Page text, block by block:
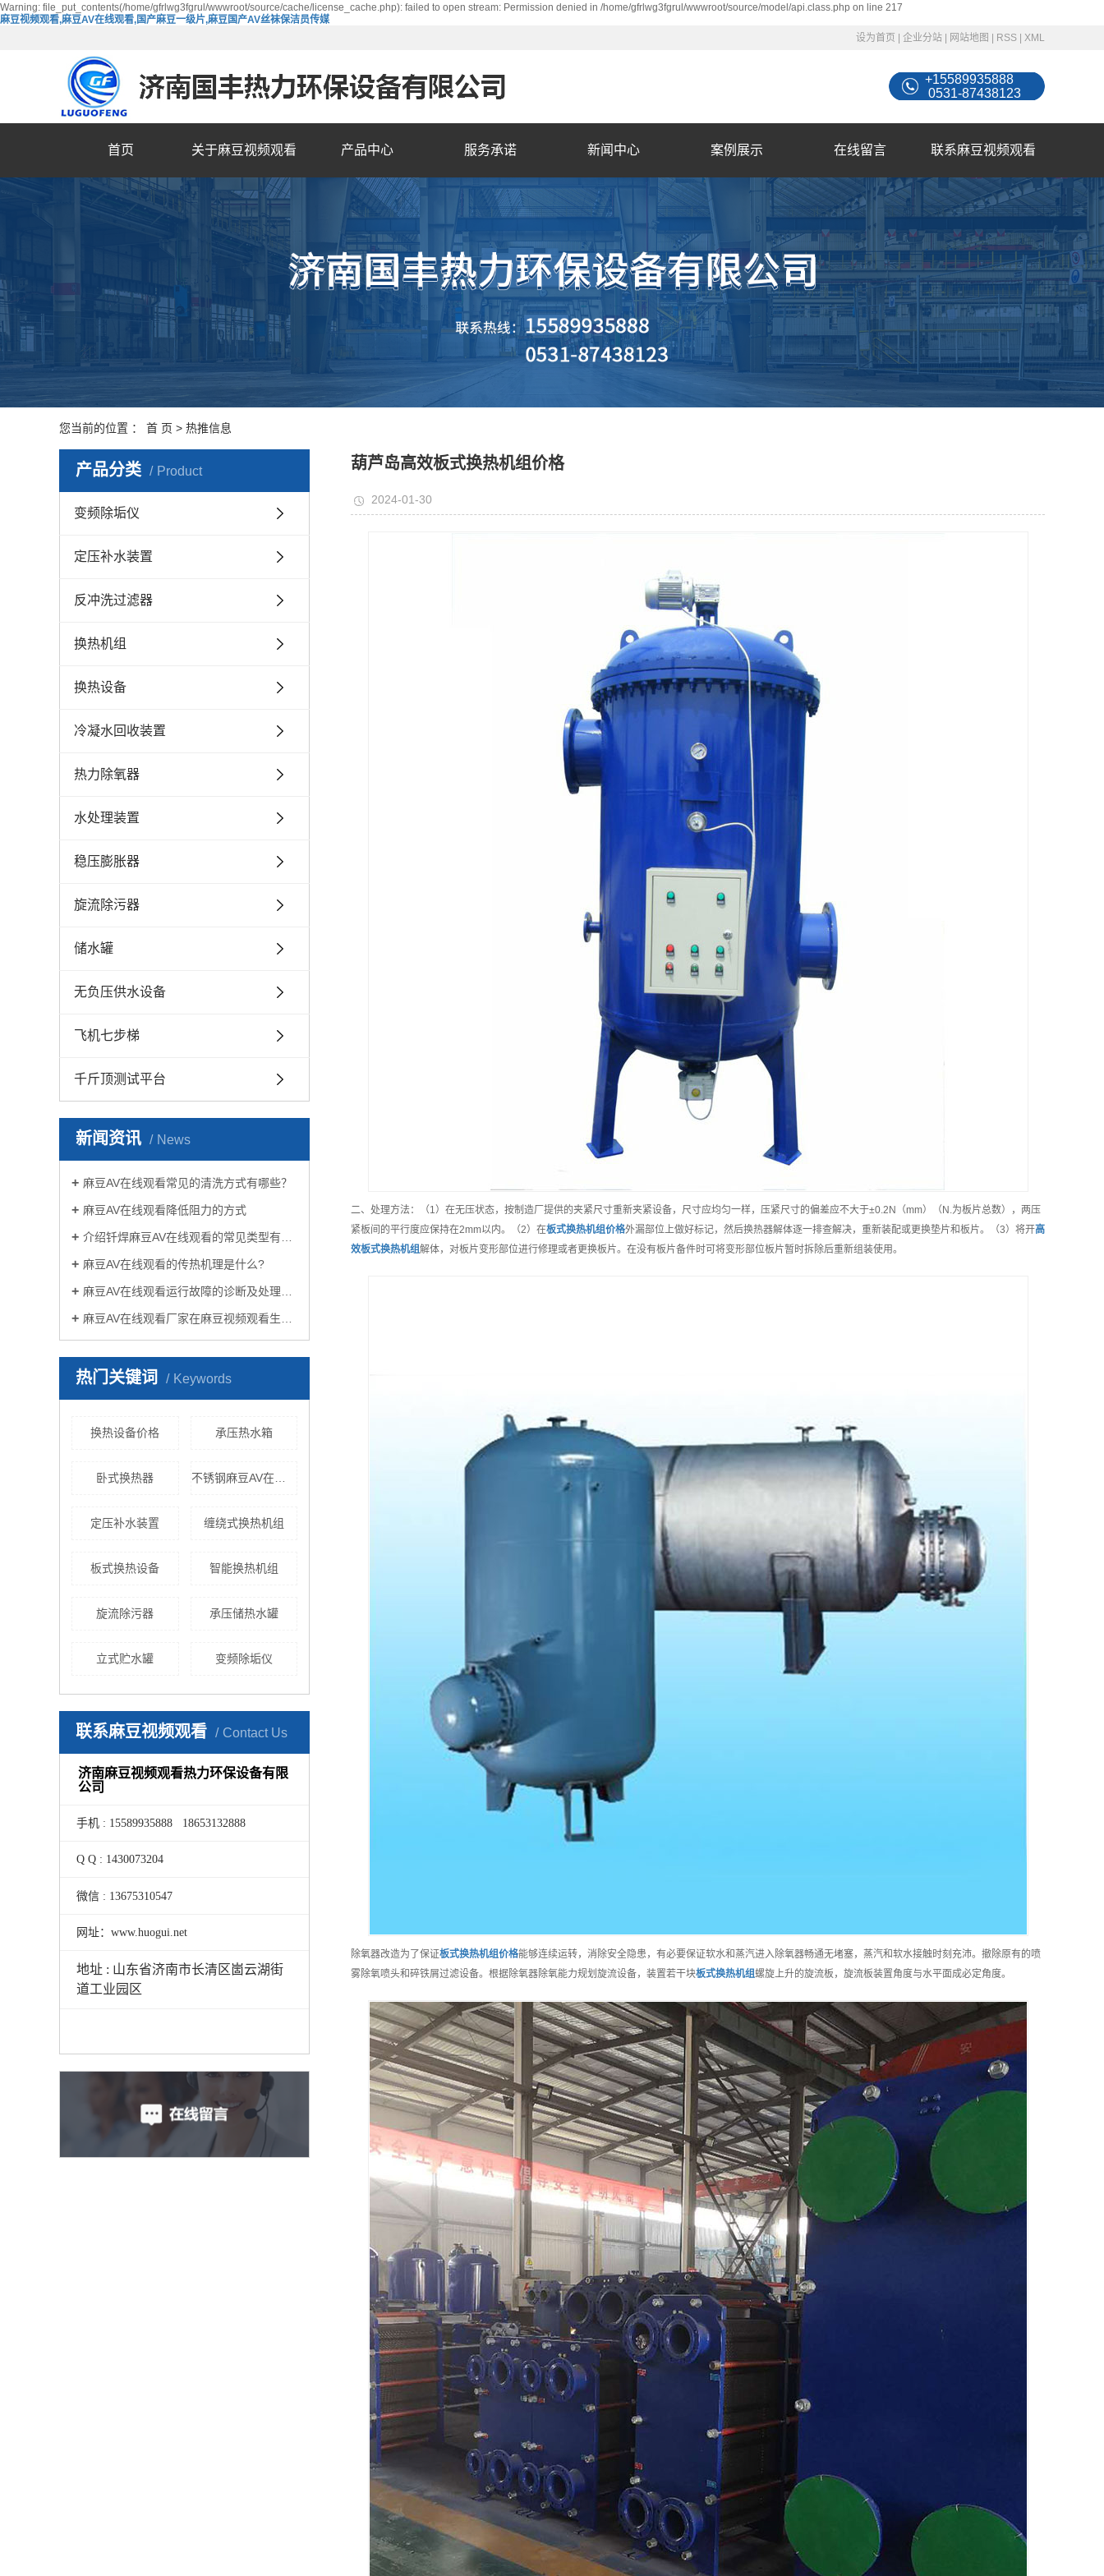
Warning: file_put_contents(/home/gfrlwg3fgrul/wwwroot/source/cache/license_cache.php): failed to open stream: Permission denied in /home/gfrlwg3fgrul/wwwroot/source/model/api.class.php on line 217
麻豆视频观看,麻豆AV在线观看,国产麻豆一级片,麻豆国产AV丝袜保洁员传媒
设为首页
企业分站 网站地图 RSS XML
+15589935888
0531-87438123
首页 关于麻豆视频观看 产品中心 服务承诺 新闻中心 案例展示 在线留言 联系麻豆视频观看
您当前的位置 ： 首 页 > 热推信息
产品分类 Product
变频除垢仪
定压补水装置
反冲洗过滤器
换热机组
换热设备
冷凝水回收装置
热力除氧器
水处理装置
稳压膨胀器
旋流除污器
储水罐
无负压供水设备
飞机七步梯
千斤顶测试平台
新闻资讯 News
麻豆AV在线观看常见的清洗方式有哪些？
麻豆AV在线观看降低阻力的方式
介绍钎焊麻豆AV在线观看的常见类型有哪些
麻豆AV在线观看的传热机理是什么?
麻豆AV在线观看运行故障的诊断及处理方法
麻豆AV在线观看厂家在麻豆视频观看生活中有哪些作用？
热门关键词 Keywords
换热设备价格 承压热水箱
卧式换热器
定压补水装置 缠绕式换热机组
板式换热设备 智能换热机组
旋流除污器 承压储热水罐
立式贮水罐 变频除垢仪
联系麻豆视频观看 Contact Us
济南麻豆视频观看热力环保设备有限
公司
手机 : 15589935888 18653132888
Q Q : 1430073204
微信 : 13675310547
网址：www.huogui.net
地址 : 山东省济南市长清区崮云湖街
道工业园区
葫芦岛高效板式换热机组价格
2024-01-30
二、处理方法：（1）在无压状态，按制造厂提供的夹紧尺寸重新夹紧设备，尺寸应均匀一样，压紧尺寸的偏差应不大于±0.2N（mm）（N.为板片总数），两压
紧板间的平行度应保持在2mm以内。（2）在板式换热机组价格外漏部位上做好标记，然后换热器解体逐一排查解决，重新装配或更换垫片和板片。（3）将开高
效板式换热机组解体，对板片变形部位进行修理或者更换板片。在没有板片备件时可将变形部位板片暂时拆除后重新组装使用。
除氧器改造为了保证板式换热机组价格能够连续运转，消除安全隐患，有必要保证软水和蒸汽进入除氧器畅通无堵塞，蒸汽和软水接触时刻充沛。撤除原有的喷
雾除氧喷头和碎铁屑过滤设备。根据除氧器除氧能力规划旋流设备，装置若干块板式换热机组螺旋上升的旋流板，旋流板装置角度与水平面成必定角度。